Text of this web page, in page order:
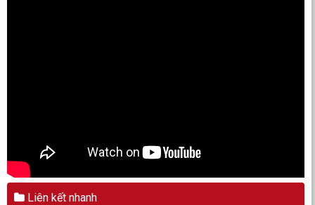
Liên kết nhanh